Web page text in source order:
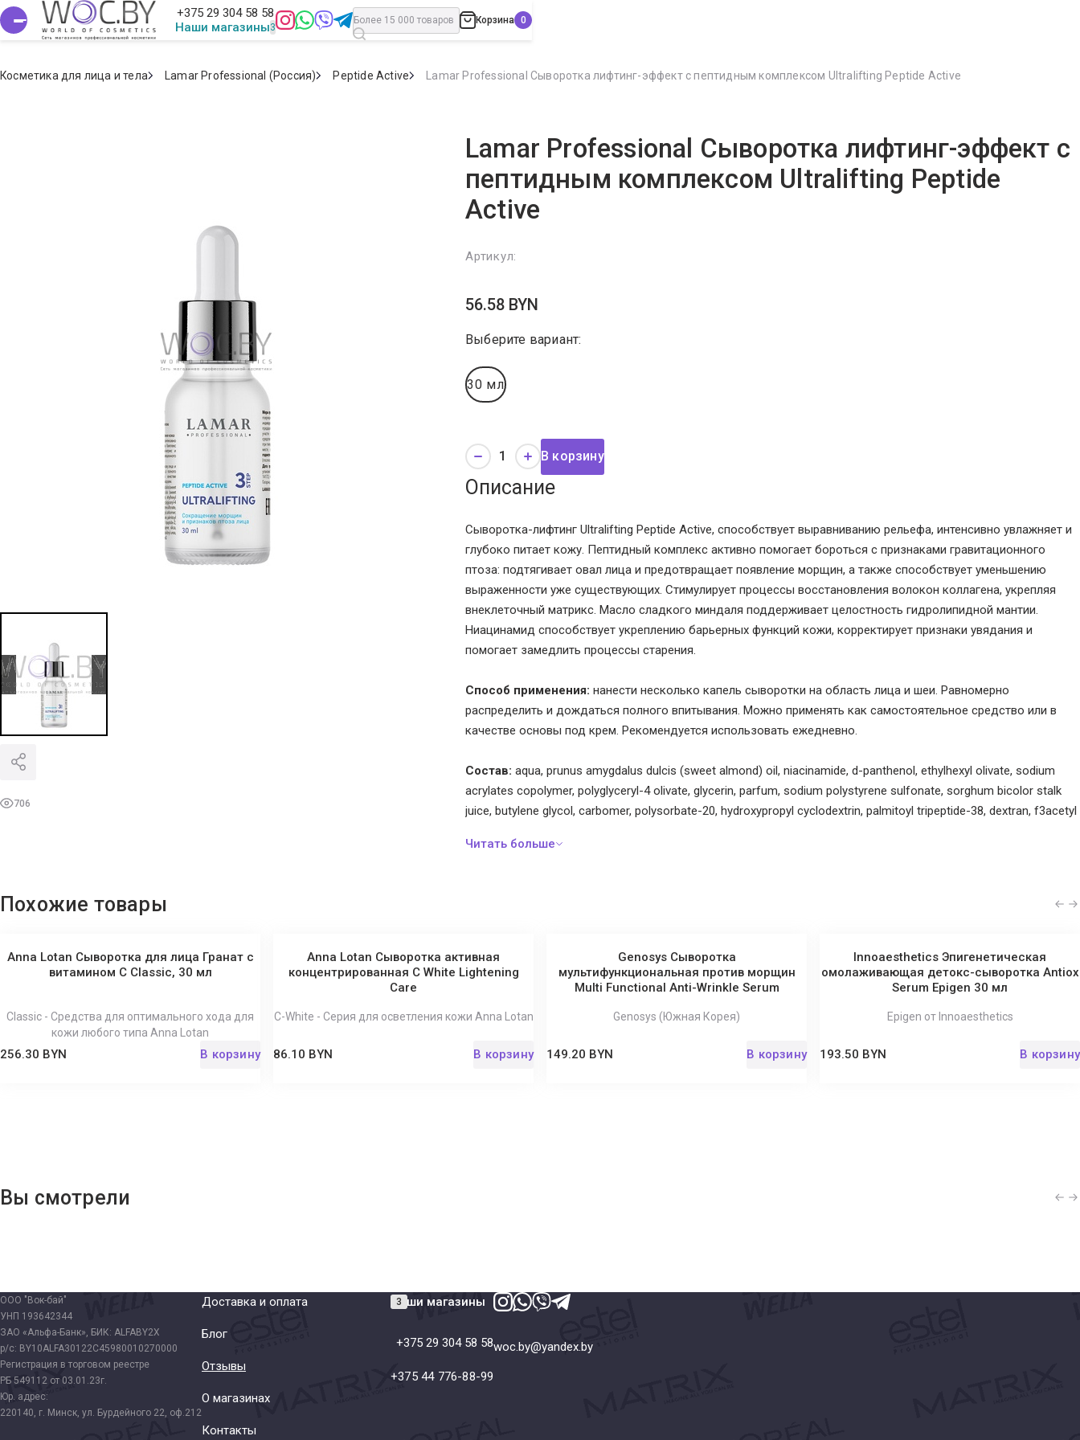
+375 29 304 58 58
Наши магазины
Корзина
Косметика для лица и тела Lamar Professional (Россия) Peptide Active Lamar Professional Сыворотка лифтинг-эффект с пептидным комплексом Ultralifting Peptide Active
706
Lamar Professional Сыворотка лифтинг-эффект с
пептидным комплексом Ultralifting Peptide
Active
Артикул:
56.58 BYN
Выберите вариант:
30 мл
В корзину
Описание
Сыворотка-лифтинг Ultralifting Peptide Active, способствует выравниванию рельефа, интенсивно увлажняет и
глубоко питает кожу. Пептидный комплекс активно помогает бороться с признаками гравитационного
птоза: подтягивает овал лица и предотвращает появление морщин, а также способствует уменьшению
выраженности уже существующих. Стимулирует процессы восстановления волокон коллагена, укрепляя
внеклеточный матрикс. Масло сладкого миндаля поддерживает целостность гидролипидной мантии.
Ниацинамид способствует укреплению барьерных функций кожи, корректирует признаки увядания и
помогает замедлить процессы старения.
Способ применения: нанести несколько капель сыворотки на область лица и шеи. Равномерно
распределить и дождаться полного впитывания. Можно применять как самостоятельное средство или в
качестве основы под крем. Рекомендуется использовать ежедневно.
Состав: aqua, prunus amygdalus dulcis (sweet almond) oil, niacinamide, d-panthenol, ethylhexyl olivate, sodium
acrylates copolymer, polyglyceryl-4 olivate, glycerin, parfum, sodium polystyrene sulfonate, sorghum bicolor stalk
juice, butylene glycol, carbomer, polysorbate-20, hydroxypropyl cyclodextrin, palmitoyl tripeptide-38, dextran, f3acetyl
urea, lodopropynyl butylcarbamate, fullerene c60.
Похожие товары
Anna Lotan Сыворотка для лица Гранат с
витамином С Classic, 30 мл
Classic - Средства для оптимального хода для
кожи любого типа Anna Lotan
256.30 BYN В корзину
Anna Lotan Сыворотка активная
концентрированная C White Lightening
Care
C-White - Серия для осветления кожи Anna Lotan
86.10 BYN В корзину
Genosys Сыворотка
мультифункциональная против морщин
Multi Functional Anti-Wrinkle Serum
Genosys (Южная Корея)
149.20 BYN В корзину
Innoaesthetics Эпигенетическая
омолаживающая детокс-сыворотка Antiox
Serum Epigen 30 мл
Epigen от Innoaesthetics
193.50 BYN В корзину
Вы смотрели
ООО "Вок-бай"
УНП 193642344
ЗАО «Альфа-Банк», БИК: ALFABY2X
р/с: BY10ALFA30122C45980010270000
Регистрация в торговом реестре
РБ 549112 от 03.01.23г.
Юр. адрес:
220140, г. Минск, ул. Бурдейного 22, оф.212
Доставка и оплата
Блог
Отзывы
О магазинах
Контакты
Наши магазины
+375 29 304 58 58
+375 44 776-88-99
woc.by@yandex.by